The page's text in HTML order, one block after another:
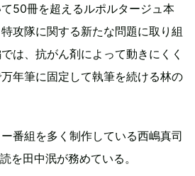
50冊を超えるルポルタージュ本
攻隊に関する新たな問題に取り組
は、抗がん剤によって動きにくく
年筆に固定して執筆を続ける林の
番組を多く制作している西嶋真司
を田中泯が務めている。